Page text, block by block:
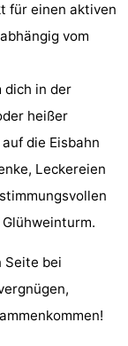
für einen aktiven
vom
dich in der
heißer
die Eisbahn
Leckereien
Seite bei